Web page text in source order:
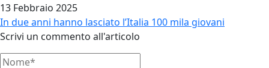
13 Febbraio 2025
In due anni hanno lasciato l’Italia 100 mila giovani
Scrivi un commento all'articolo